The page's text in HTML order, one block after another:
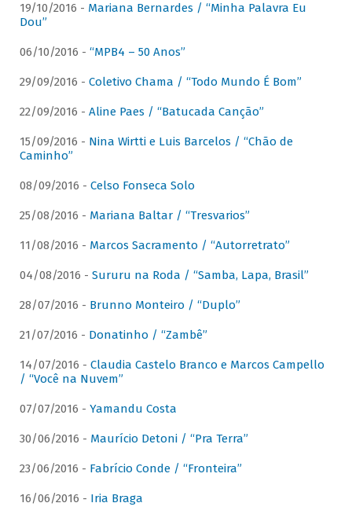
19/10/2016 - Mariana Bernardes / “Minha Palavra Eu
Dou”
06/10/2016 - “MPB4 – 50 Anos”
29/09/2016 - Coletivo Chama / “Todo Mundo É Bom”
22/09/2016 - Aline Paes / “Batucada Canção”
15/09/2016 - Nina Wirtti e Luis Barcelos / “Chão de
Caminho”
08/09/2016 - Celso Fonseca Solo
25/08/2016 - Mariana Baltar / “Tresvarios”
11/08/2016 - Marcos Sacramento / “Autorretrato”
04/08/2016 - Sururu na Roda / “Samba, Lapa, Brasil”
28/07/2016 - Brunno Monteiro / “Duplo”
21/07/2016 - Donatinho / “Zambê”
14/07/2016 - Claudia Castelo Branco e Marcos Campello
/ “Você na Nuvem”
07/07/2016 - Yamandu Costa
30/06/2016 - Maurício Detoni / “Pra Terra”
23/06/2016 - Fabrício Conde / “Fronteira”
16/06/2016 - Iria Braga